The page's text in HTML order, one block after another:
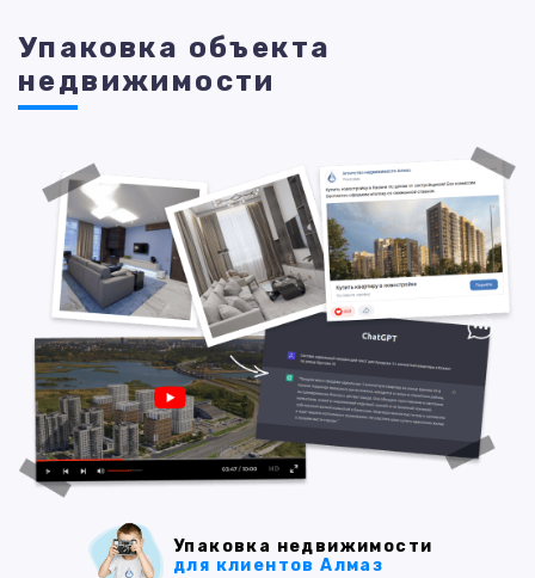
Упаковка объекта
недвижимости
Упаковка недвижимости
для клиентов Алмаз